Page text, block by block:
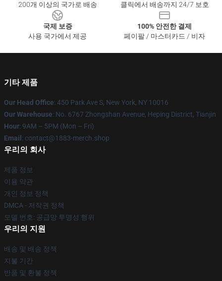
200개 이상의 국가로 배송
클릭에서 배송까지 24/7 보호
국제 보증
사용 국가에서 제공
100% 안전한 결제
페이팔 / 마스터카드 / 비자
기타 제품
Our Head Office: 450 Park Ave S, New York, NY 10016
Our Warehouse: No. 6767 Zhongshan Avenue, Heping District, Tianjin
Hour: 9AM – 5PM (Mon – Fri)
Email : contact@1883-merch.shop
우리의 회사
제품 정보
이용 약관
개인 정보 정책
DMCA - 저작권 정책
모델 번호: 공급망 투명성 행위
우리의 지원
배송 및 배송 정책
지불 기간
반품 및 환불 정책